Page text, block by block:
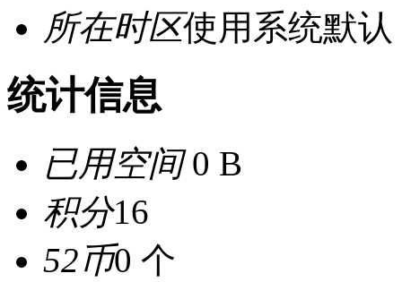
所在时区使用系统默认
统计信息
已用空间0 B
积分16
52币0 个